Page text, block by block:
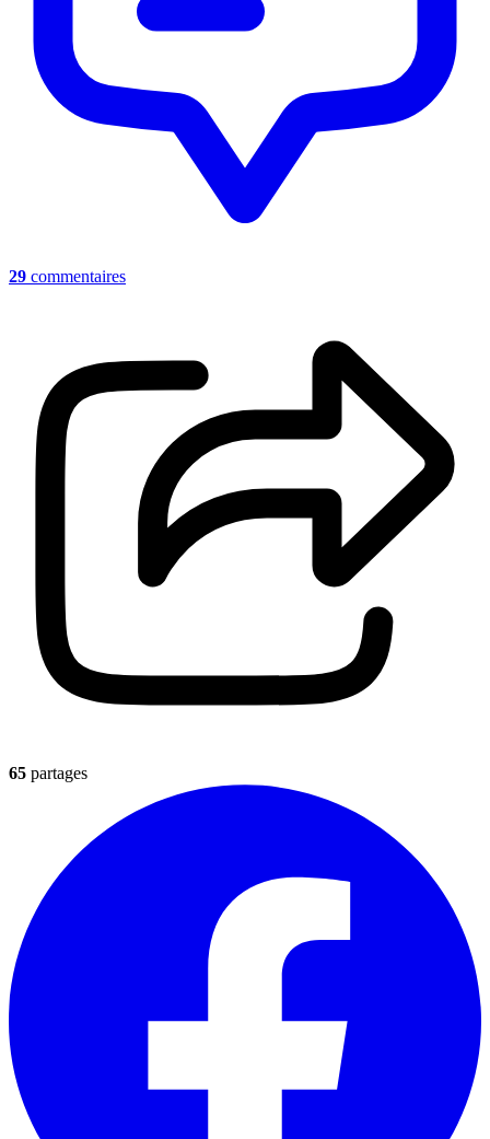
29 commentaires
65 partages